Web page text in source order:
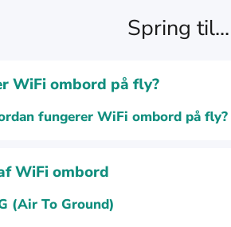
Spring til...
WiFi ombord på fly?
fungerer WiFi ombord på fly?
WiFi ombord
(Air To Ground)